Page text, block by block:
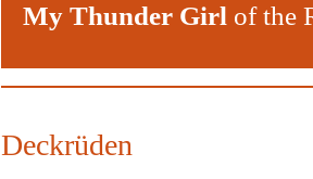
My Thunder Girl of the
Deckrüden